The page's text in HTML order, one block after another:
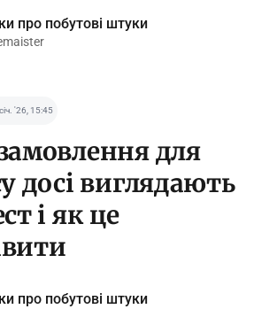
про побутові штуки
'26, 15:45
для
досі виглядають
і як це
про побутові штуки